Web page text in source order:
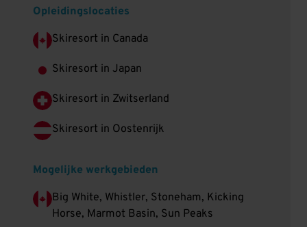
Opleidingslocaties
Skiresort in Canada
Skiresort in Japan
Skiresort in Zwitserland
Skiresort in Oostenrijk
Mogelijke werkgebieden
Big White, Whistler, Stoneham, Kicking
Horse, Marmot Basin, Sun Peaks